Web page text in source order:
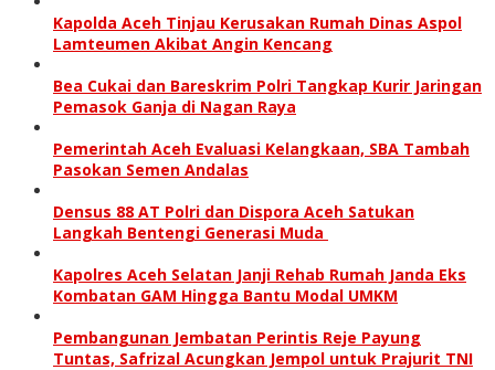
Kapolda Aceh Tinjau Kerusakan Rumah Dinas Aspol
Lamteumen Akibat Angin Kencang
Bea Cukai dan Bareskrim Polri Tangkap Kurir Jaringan
Pemasok Ganja di Nagan Raya
Pemerintah Aceh Evaluasi Kelangkaan, SBA Tambah
Pasokan Semen Andalas
Densus 88 AT Polri dan Dispora Aceh Satukan
Langkah Bentengi Generasi Muda
Kapolres Aceh Selatan Janji Rehab Rumah Janda Eks
Kombatan GAM Hingga Bantu Modal UMKM
Pembangunan Jembatan Perintis Reje Payung
Tuntas, Safrizal Acungkan Jempol untuk Prajurit TNI